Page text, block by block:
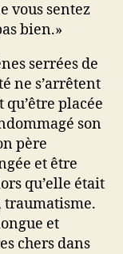
vous sentez
bien.»
serrées de
ne s’arrêtent
placée
son
père
et être
qu’elle était
traumatisme.
et
chers dans